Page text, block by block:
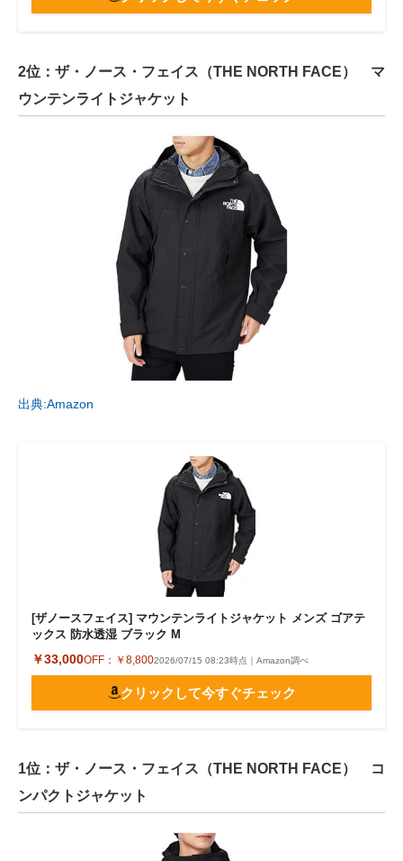
2位：ザ・ノース・フェイス（THE NORTH FACE） マ
ウンテンライトジャケット
出典:Amazon
[ザノースフェイス] マウンテンライトジャケット メンズ ゴアテ
ックス 防水透湿 ブラック M
￥33,000OFF： ￥8,8002026/07/15 08:23時点｜Amazon調べ
クリックして今すぐチェック
1位：ザ・ノース・フェイス（THE NORTH FACE） コ
ンパクトジャケット